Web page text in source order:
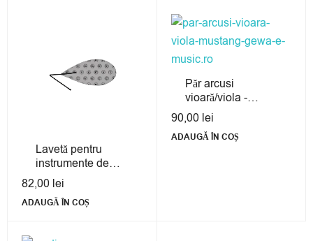
Lavetă pentru
instrumente de
suflat – BG France
A 31
82,00 lei
ADAUGĂ ÎN COȘ
Păr arcusi
vioară/viola -
Mustang
90,00 lei
ADAUGĂ ÎN COȘ